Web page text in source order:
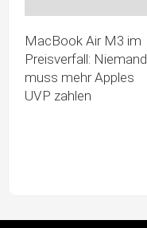
MacBook Air M3 im
Preisverfall: Niemand
muss mehr Apples
UVP zahlen